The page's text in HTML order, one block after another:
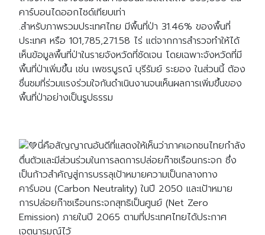
คาร์บอนไดออกไซด์เทียบเท่า
.สำหรับภาพรวมประเทศไทย มีพื้นที่ป่า 31.46% ของพื้นที่
ประเทศ หรือ 101,785,271.58 ไร่ แต่จากการสำรวจทำให้ได้
เห็นข้อมูลพื้นที่ป่าในรายจังหวัดที่ชัดเจน โดยเฉพาะจังหวัดที่มี
พื้นที่ป่าเพิ่มขึ้น เช่น เพชรบูรณ์ บุรีรัมย์ ระยอง ในส่วนนี้ ต้อง
ชื่นชมที่ร่วมแรงร่วมใจกันดำเนินงานจนเห็นผลการเพิ่มขึ้นของ
พื้นที่ป่าอย่างเป็นรูปธรรม
นี่คือสัญญาณอันดีที่แสดงให้เห็นว่าภาคเอกชนไทยกำลัง
ตื่นตัวและมีส่วนร่วมในการลดการปล่อยก๊าซเรือนกระจก ซึ่ง
เป็นก้าวสำคัญสู่การบรรลุเป้าหมายความเป็นกลางทาง
คาร์บอน (Carbon Neutrality) ในปี 2050 และเป้าหมาย
การปล่อยก๊าซเรือนกระจกสุทธิเป็นศูนย์ (Net Zero
Emission) ภายในปี 2065 ตามที่ประเทศไทยได้ประกาศ
เจตนารมณ์ไว้